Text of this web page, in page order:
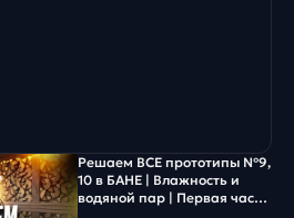
Решаем ВСЕ прототипы №9,
10 в БАНЕ | Влажность и
водяной пар | Первая часть